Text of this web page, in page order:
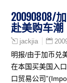
20090808/
赴美购车潮
jackjia
明报/由于加币兑
在本国买美国入
口贸易公司